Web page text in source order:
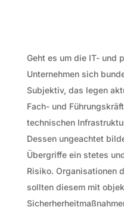
Geht es um die IT- und
Unternehmen sich
Subjektiv, das legen
Fach- und
technischen
Dessen ungeachtet
Übergriffe ein stetes
Risiko. Organisationen
sollten diesem mit